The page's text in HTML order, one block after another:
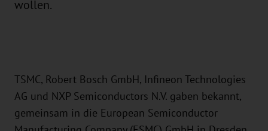
wollen.
TSMC, Robert Bosch GmbH, Infineon Technologies
AG und NXP Semiconductors N.V. gaben bekannt,
gemeinsam in die European Semiconductor